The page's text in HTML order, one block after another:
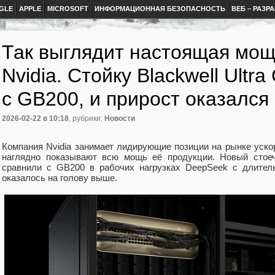
APPLE MICROSOFT ИНФОРМАЦИОННАЯ БЕЗОПАСНОСТЬ ВЕБ –
Так выглядит настоящая
Nvidia. Стойку Blackwell Ultra
с GB200, и прирост
2026-02-22 в 10:18, рубрики: Новости
Компания Nvidia занимает лидирующие позиции на рынке
наглядно показывают всю мощь её продукции. Новый
сравнили с GB200 в рабочих нагрузках DeepSeek с
оказалось на голову выше.